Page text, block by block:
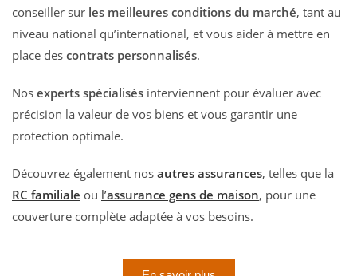
conseiller sur les meilleures conditions du marché, tant au
niveau national qu’international, et vous aider à mettre en
place des contrats personnalisés.
Nos experts spécialisés interviennent pour évaluer avec
précision la valeur de vos biens et vous garantir une
protection optimale.
Découvrez également nos autres assurances, telles que la
RC familiale ou l’assurance gens de maison, pour une
couverture complète adaptée à vos besoins.